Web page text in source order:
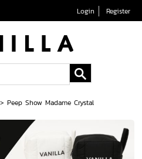
Login Register
>Peep Show Madame Crystal